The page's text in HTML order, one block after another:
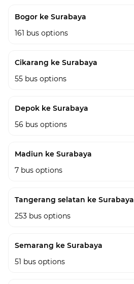
Bogor ke Surabaya
161 bus options
Cikarang ke Surabaya
55 bus options
Depok ke Surabaya
56 bus options
Madiun ke Surabaya
7 bus options
Tangerang selatan ke Surabaya
253 bus options
Semarang ke Surabaya
51 bus options